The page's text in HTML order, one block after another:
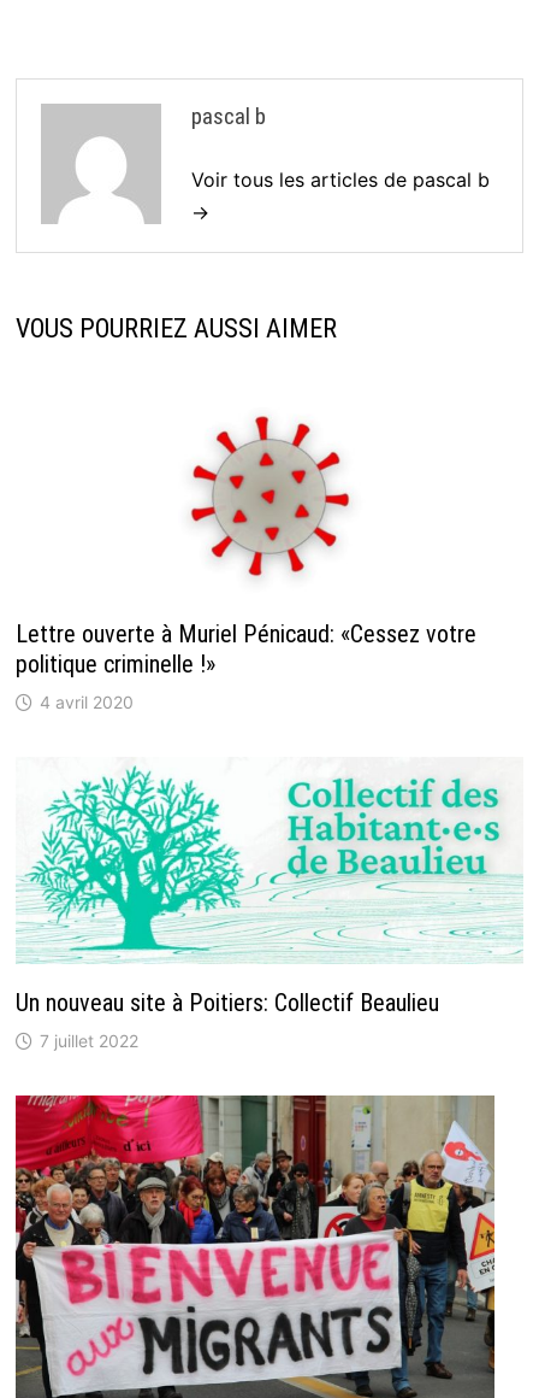
pascal b
Voir tous les articles de pascal b
→
VOUS POURRIEZ AUSSI AIMER
Lettre ouverte à Muriel Pénicaud: «Cessez votre
politique criminelle !»
4 avril 2020
Un nouveau site à Poitiers: Collectif Beaulieu
7 juillet 2022